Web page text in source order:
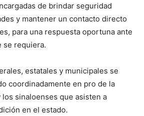
de brindar seguridad
y mantener un contacto directo
para una respuesta oportuna ante
se requiera.
estatales y municipales se
coordinadamente en pro de la
sinaloenses que asisten a
en el estado.